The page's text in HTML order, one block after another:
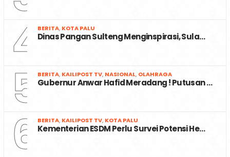
4 BERITA, KOTA PALU
Dinas Pangan Sulteng Menginspirasi, Sula…
5 BERITA, KAILIPOST TV, NASIONAL, OLAHRAGA
Gubernur Anwar Hafid Meradang ! Putusan …
6 BERITA, KAILIPOST TV, KOTA PALU
Kementerian ESDM Perlu Survei Potensi He…